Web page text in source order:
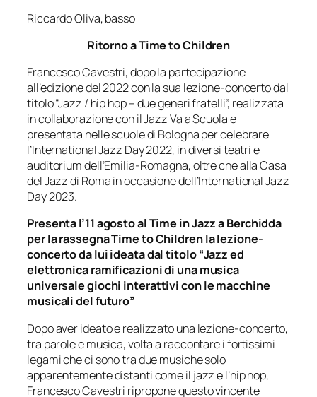
Riccardo Oliva, basso
Ritorno a Time to Children
Francesco Cavestri, dopo la partecipazione
all’edizione del 2022 con la sua lezione-concerto dal
titolo “Jazz / hip hop – due generi fratelli”, realizzata
in collaborazione con il Jazz Va a Scuola e
presentata nelle scuole di Bologna per celebrare
l’International Jazz Day 2022, in diversi teatri e
auditorium dell’Emilia-Romagna, oltre che alla Casa
del Jazz di Roma in occasione dell’International Jazz
Day 2023.
Presenta l’11 agosto al Time in Jazz a Berchidda
per la rassegna Time to Children la lezione-
concerto da lui ideata dal titolo “Jazz ed
elettronica ramificazioni di una musica
universalegiochi interattivi con le macchine
musicali del futuro”
Dopo aver ideato e realizzato una lezione-concerto,
tra parole e musica, volta a raccontare i fortissimi
legami che ci sono tra due musiche solo
apparentemente distanti come il jazz e l’hip hop,
Francesco Cavestri ripropone questo vincente